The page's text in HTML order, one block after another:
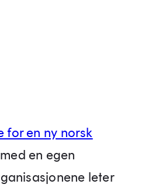
for en ny norsk
en egen
leter